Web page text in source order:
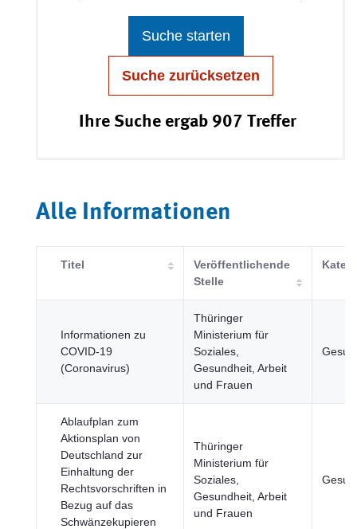
Suche starten
Suche zurücksetzen
Ihre Suche ergab 907 Treffer
Alle Informationen
Titel
Veröffentlichende
Stelle
Informationen zu
COVID-19
(Coronavirus)
Thüringer
Ministerium für
Soziales,
Gesundheit, Arbeit
und Frauen
Ablaufplan zum
Aktionsplan von
Deutschland zur
Einhaltung der
Rechtsvorschriften in
Bezug auf das
Schwänzekupieren
Thüringer
Ministerium für
Soziales,
Gesundheit, Arbeit
und Frauen